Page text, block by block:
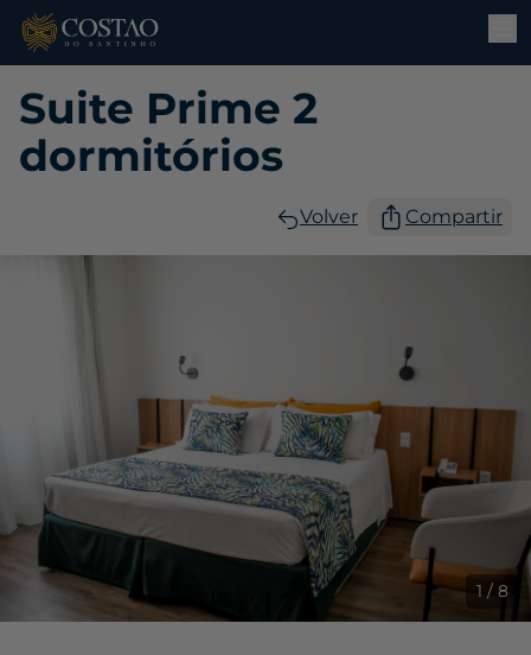
Suite Prime 2
dormitórios
Volver Compartir
1 / 8